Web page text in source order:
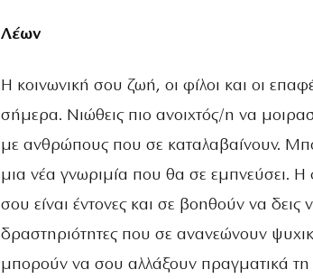
Λέων
Η κοινωνική σου ζωή, οι φίλοι και οι
σήμερα. Νιώθεις πιο ανοιχτός/η να
με ανθρώπους που σε καταλαβαίνουν.
μια νέα γνωριμία που θα σε εμπνεύσει. Η
σου είναι έντονες και σε βοηθούν να δεις
δραστηριότητες που σε ανανεώνουν
μπορούν να σου αλλάξουν πραγματικά τη